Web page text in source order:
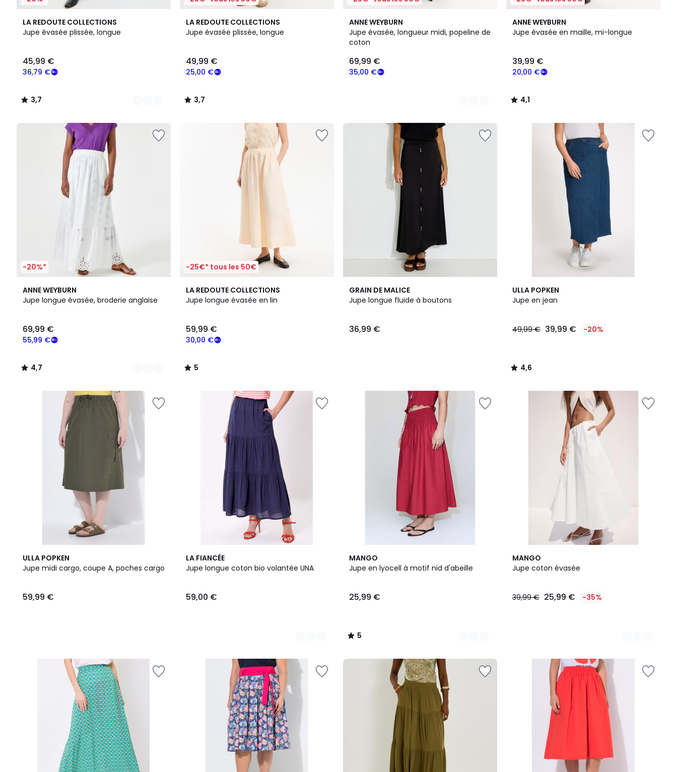
LA REDOUTE COLLECTIONS
Jupe évasée plissée, longue
€
souscrivez
programme
payer
36,79 €
45,99 €
3,7
/ 5
2
Couleurs
3,7
/
LA REDOUTE COLLECTIONS
Jupe évasée plissée, longue
25,00 €
49,99 €
3,7
/ 5
3,7
/
ANNE WEYBURN
Jupe évasée, longueur midi, popeline de
coton
35,00 €
69,99 €
2
Couleurs
ANNE WEYBURN
Jupe évasée en maille, mi-longue
20,00 €
39,99 €
4,1
/ 5
4,1
/
-20%*
ANNE WEYBURN
Jupe longue évasée, broderie anglaise
55,99 €
69,99 €
4,7
/ 5
2
Couleurs
4,7
/
-25€* tous les 50€
LA REDOUTE COLLECTIONS
Jupe longue évasée en lin
30,00 €
59,99 €
5
/
5
/
GRAIN DE MALICE
Jupe longue fluide à boutons
36,99 €
ULLA POPKEN
Jupe en jean
49,99 € 39,99 € -20%
4,6
/ 5
4,6
/
ULLA POPKEN
Jupe midi cargo, coupe A, poches cargo
59,99 €
LA FIANCÉE
Jupe longue coton bio volantée UNA
59,00 €
3
Couleurs
MANGO
Jupe en lyocell à motif nid d'abeille
25,99 €
5
/
2
Couleurs
5
/
MANGO
Jupe coton évasée
39,99 € 25,99 € -35%
3
Couleurs